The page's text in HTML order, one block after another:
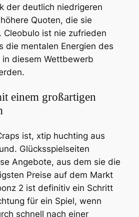
der deutlich niedrigeren
Quoten, die sie
Cleobulo ist nie zufrieden
die mentalen Energien des
diesem Wettbewerb
einem großartigen
ist, xtip huchting aus
Glücksspielseiten
Angebote, aus dem sie die
Preise auf dem Markt
2 ist definitiv ein Schritt
für ein Spiel, wenn
schnell nach einer